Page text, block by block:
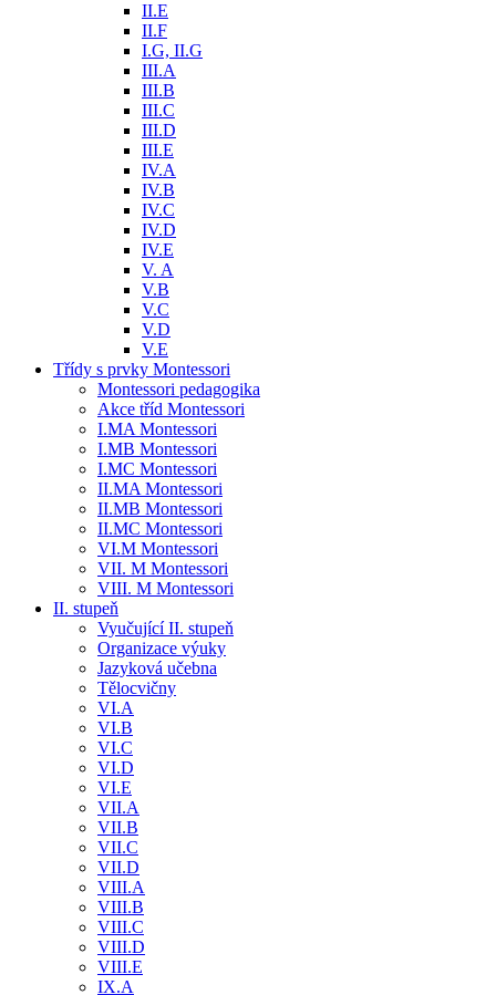
II.E
II.F
I.G, II.G
III.A
III.B
III.C
III.D
III.E
IV.A
IV.B
IV.C
IV.D
IV.E
V. A
V.B
V.C
V.D
V.E
Třídy s prvky Montessori
Montessori pedagogika
Akce tříd Montessori
I.MA Montessori
I.MB Montessori
I.MC Montessori
II.MA Montessori
II.MB Montessori
II.MC Montessori
VI.M Montessori
VII. M Montessori
VIII. M Montessori
II. stupeň
Vyučující II. stupeň
Organizace výuky
Jazyková učebna
Tělocvičny
VI.A
VI.B
VI.C
VI.D
VI.E
VII.A
VII.B
VII.C
VII.D
VIII.A
VIII.B
VIII.C
VIII.D
VIII.E
IX.A